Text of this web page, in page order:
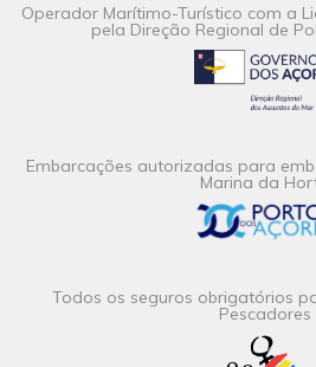
Operador Marítimo-Turístico com a
pela Direção Regional de
Embarcações autorizadas para
Marina da
Todos os seguros obrigatórios
Pescadores